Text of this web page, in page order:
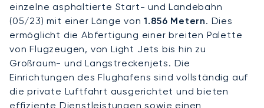
einzelne asphaltierte Start- und Landebahn
(05/23) mit einer Länge von1.856 Metern. Dies
ermöglicht die Abfertigung einer breiten Palette
von Flugzeugen, von Light Jets bis hin zu
Großraum- und Langstreckenjets. Die
Einrichtungen des Flughafens sind vollständig auf
die private Luftfahrt ausgerichtet und bieten
effiziente Dienstleistungen sowie einen